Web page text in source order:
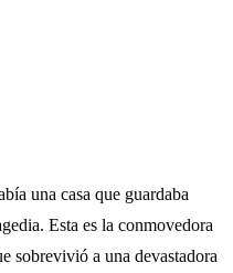
una casa que guardaba
Esta es la conmovedora
sobrevivió a una devastadora